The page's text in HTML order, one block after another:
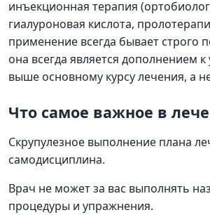
инъекционная терапия
гиалуроновая кислота,
применение всегда бывает строго
она всегда является дополнением
выше основному курсу лечения, а
Что самое важное в
Скрупулезное выполнение плана
самодисциплина.
Врач не может за вас выполнять
процедуры и упражнения.